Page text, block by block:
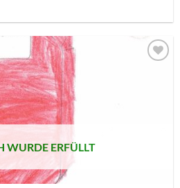
WURDE ERFÜLLT